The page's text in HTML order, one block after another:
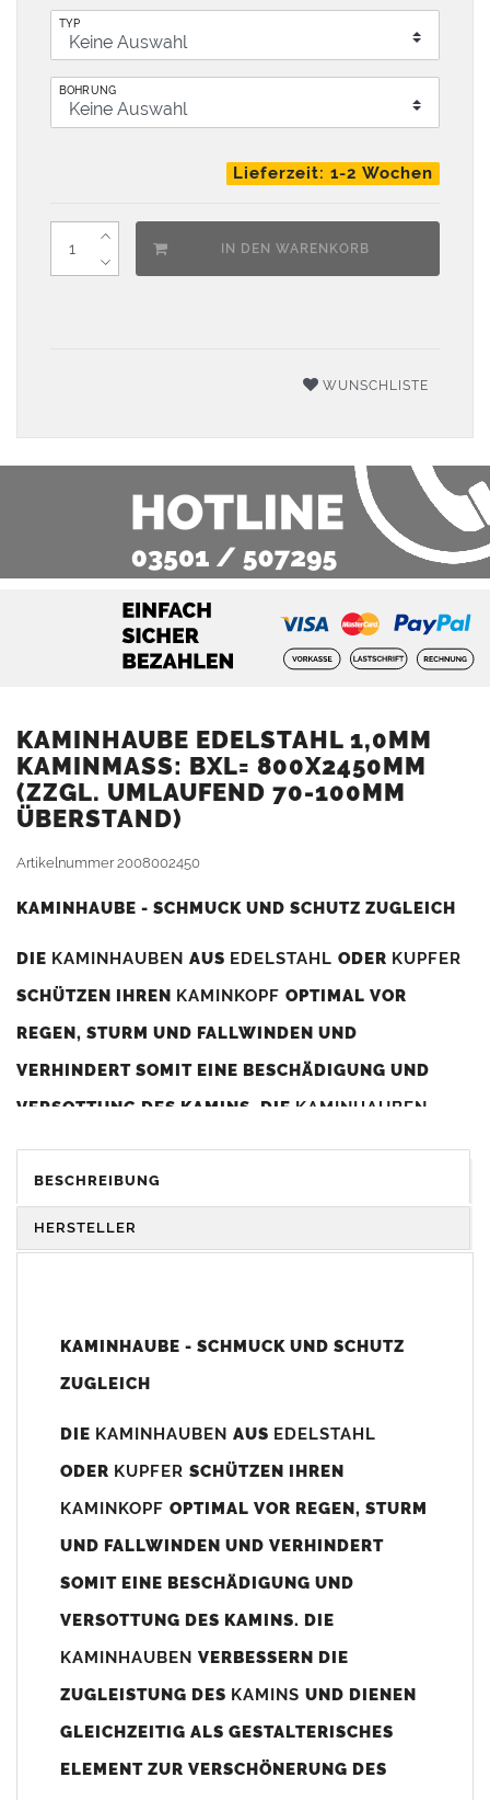
TYP
BOHRUNG
Lieferzeit: 1-2 Wochen
IN DEN WARENKORB
WUNSCHLISTE
KAMINHAUBE EDELSTAHL 1,0MM
KAMINMASS: BXL= 800X2450MM (
ZZGL. UMLAUFEND 70-100MM Ü
BERSTAND)
Artikelnummer2008002450
KAMINHAUBE - SCHMUCK UND SCHUTZ ZUGLEICH
DIE KAMINHAUBEN AUS EDELSTAHL ODER KUPFER
SCHÜTZEN IHREN KAMINKOPF OPTIMAL VOR
REGEN, STURM UND FALLWINDEN UND
VERHINDERT SOMIT EINE BESCHÄDIGUNG UND
VERSOTTUNG DES KAMINS. DIE KAMINHAUBEN
DIENEN GLEICHZEITIG ALS GESTALTERISCHES
ELEMENT ZUR VERSCHÖNERUNG DES BAUWERKS.
Unsere Maßangaben beziehen sich immer auf das
800mm x 740-800mm angefertigt (siehe Bild/Zeichnung unten).
angefertigt werden (bitte anfragen).
(siehe Bild/Zeichnung unten) angefertigt. Sollten die Bohrungen
nicht passen dann bitte "ohne"Bohrungen (Auswahlfeld)
bis 500mm Kaminbreite: Abstand vom Kaminrand ca.
80mm
BESCHREIBUNG
HERSTELLER
KAMINHAUBE - SCHMUCK UND SCHUTZ
ZUGLEICH
DIE KAMINHAUBEN AUS EDELSTAHL
ODER KUPFER SCHÜTZEN IHREN
KAMINKOPF OPTIMAL VOR REGEN, STURM
UND FALLWINDEN UND VERHINDERT
SOMIT EINE BESCHÄDIGUNG UND
VERSOTTUNG DES KAMINS. DIE
KAMINHAUBEN VERBESSERN DIE
ZUGLEISTUNG DES KAMINS UND DIENEN
GLEICHZEITIG ALS GESTALTERISCHES
ELEMENT ZUR VERSCHÖNERUNG DES